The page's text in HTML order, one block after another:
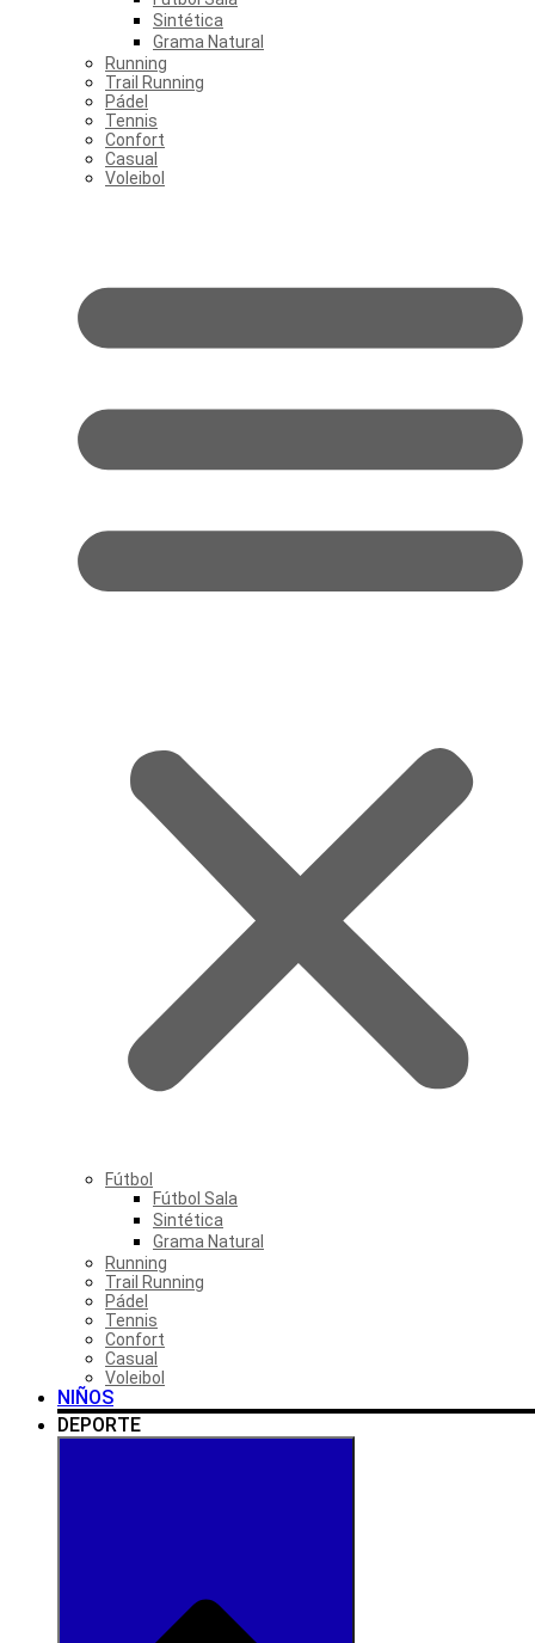
Sintética
Grama Natural
Running
Trail Running
Pádel
Tennis
Confort
Casual
Voleibol
Fútbol
Fútbol Sala
Sintética
Grama Natural
Running
Trail Running
Pádel
Tennis
Confort
Casual
Voleibol
NIÑOS
DEPORTE